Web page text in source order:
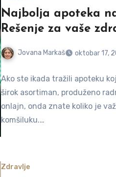
Najbolja apoteka
Rešenje za vaše
Jovana Markaš oktobar 17,
Ako ste ikada tražili apoteku
širok asortiman, produženo
onlajn, onda znate koliko je
komšiluku.…
Zdravlje